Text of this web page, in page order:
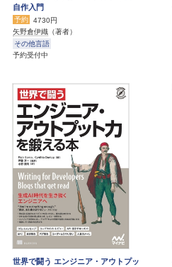
自作入門
予約
4730円
矢野倉伊織 （著者）
その他言語
予約受付中
世界で闘う エンジニア・アウトプッ